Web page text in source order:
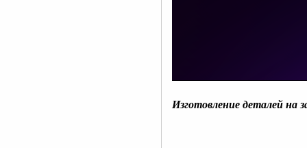
Изготовление деталей на